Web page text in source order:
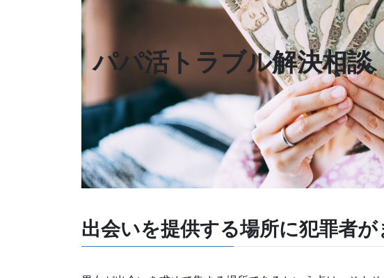
パパ活トラブル解決相談
出会いを提供する場所に犯罪者